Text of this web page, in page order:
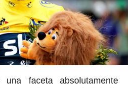
faceta absolutamente